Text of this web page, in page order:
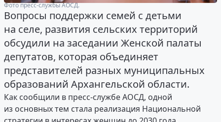
Фото пресс-службы АОСД.
Вопросы поддержки семей с детьми
на селе, развития сельских территорий
обсудили на заседании Женской палаты
депутатов, которая объединяет
представителей разных муниципальных
образований Архангельской области.
Как сообщили в пресс-службе АОСД, одной
из основных тем стала реализация Национальной